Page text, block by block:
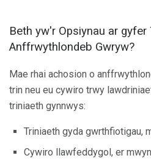
Beth yw'r Opsiynau ar gyfer
Anffrwythlondeb Gwryw?
Mae rhai achosion o
trin neu eu cywiro trwy
triniaeth gynnwys:
Triniaeth gyda gwrthfiotigau,
Cywiro llawfeddygol, er